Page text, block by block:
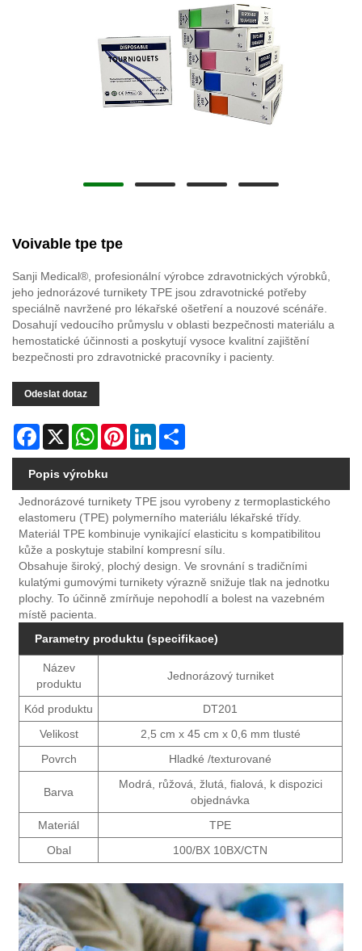
Voivable tpe tpe
Sanji Medical®, profesionální výrobce zdravotnických výrobků,
jeho jednorázové turnikety TPE jsou zdravotnické potřeby
speciálně navržené pro lékařské ošetření a nouzové scénáře.
Dosahují vedoucího průmyslu v oblasti bezpečnosti materiálu a
hemostatické účinnosti a poskytují vysoce kvalitní zajištění
bezpečnosti pro zdravotnické pracovníky i pacienty.
Odeslat dotaz
Facebook
X WhatsAppPinterestLinkedIn
Popis výrobku
Jednorázové turnikety TPE jsou vyrobeny z termoplastického
elastomeru (TPE) polymerního materiálu lékařské třídy.
Materiál TPE kombinuje vynikající elasticitu s kompatibilitou
kůže a poskytuje stabilní kompresní sílu.
Obsahuje široký, plochý design. Ve srovnání s tradičními
kulatými gumovými turnikety výrazně snižuje tlak na jednotku
plochy. To účinně zmírňuje nepohodlí a bolest na vazebném
místě pacienta.
Parametry produktu (specifikace)
Název
produktu
Jednorázový turniket
Kód produktu
DT201
Velikost
2,5 cm x 45 cm x 0,6 mm tlusté
Povrch
Hladké /texturované
Barva
Modrá, růžová, žlutá, fialová, k dispozici
objednávka
Materiál
TPE
Obal
100/BX 10BX/CTN